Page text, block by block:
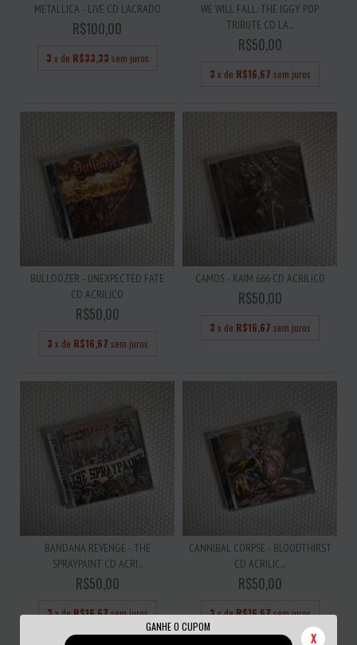
GANHE O CUPOM
X
METALLICA - LIVE CD LACRADO
R$100,00
3 x de R$33,33 sem juros
WE WILL FALL: THE IGGY POP
TRIBUTE CD LA...
R$50,00
3 x de R$16,67 sem juros
BULLDOZER - UNEXPECTED FATE
CD ACRILICO
R$50,00
3 x de R$16,67 sem juros
CAMOS - KAIM 666 CD ACRILICO
R$50,00
3 x de R$16,67 sem juros
BANDANA REVENGE - THE
SPRAYPAINT CD ACRI...
R$50,00
3x deR$16,67sem juros
CANNIBAL CORPSE - BLOODTHIRST
CD ACRILIC...
R$50,00
3x deR$16,67sem juros